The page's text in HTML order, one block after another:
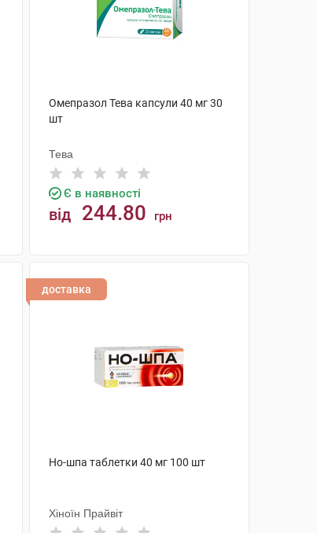
Омепразол Тева капсули 40 мг 30
шт
Тева
Є в наявності
від 244.80 грн
доставка
Но-шпа таблетки 40 мг 100 шт
Хіноїн Прайвіт